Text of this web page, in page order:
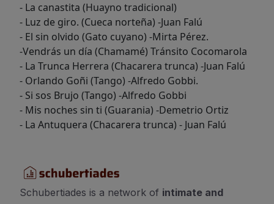
- La canastita (Huayno tradicional)
- Luz de giro. (Cueca norteña) -Juan Falú
- El sin olvido (Gato cuyano) -Mirta Pérez.
-Vendrás un día (Chamamé) Tránsito Cocomarola
- La Trunca Herrera (Chacarera trunca) -Juan Falú
- Orlando Goñi (Tango) -Alfredo Gobbi.
- Si sos Brujo (Tango) -Alfredo Gobbi
- Mis noches sin ti (Guarania) -Demetrio Ortiz
- La Antuquera (Chacarera trunca) - Juan Falú
Schubertiades is a network of intimate and